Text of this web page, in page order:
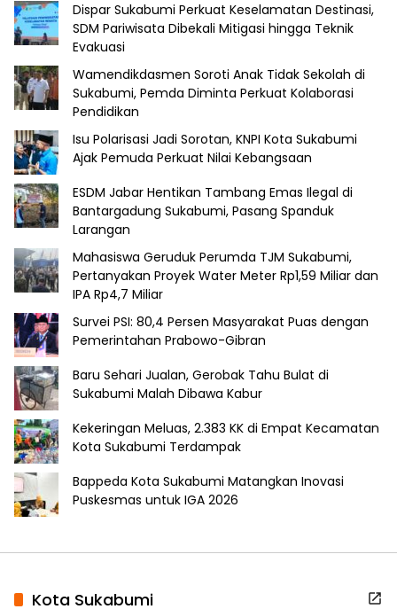
Dispar Sukabumi Perkuat Keselamatan Destinasi,
SDM Pariwisata Dibekali Mitigasi hingga Teknik
Evakuasi
Wamendikdasmen Soroti Anak Tidak Sekolah di
Sukabumi, Pemda Diminta Perkuat Kolaborasi
Pendidikan
Isu Polarisasi Jadi Sorotan, KNPI Kota Sukabumi
Ajak Pemuda Perkuat Nilai Kebangsaan
ESDM Jabar Hentikan Tambang Emas Ilegal di
Bantargadung Sukabumi, Pasang Spanduk
Larangan
Mahasiswa Geruduk Perumda TJM Sukabumi,
Pertanyakan Proyek Water Meter Rp1,59 Miliar dan
IPA Rp4,7 Miliar
Survei PSI: 80,4 Persen Masyarakat Puas dengan
Pemerintahan Prabowo-Gibran
Baru Sehari Jualan, Gerobak Tahu Bulat di
Sukabumi Malah Dibawa Kabur
Kekeringan Meluas, 2.383 KK di Empat Kecamatan
Kota Sukabumi Terdampak
Bappeda Kota Sukabumi Matangkan Inovasi
Puskesmas untuk IGA 2026
Kota Sukabumi